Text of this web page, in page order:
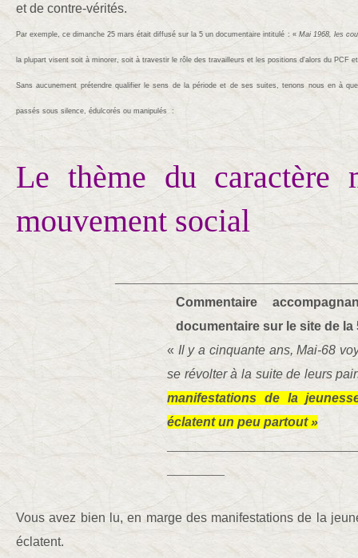
et de contre-vérités.
Par exemple, ce dimanche 25 mars était diffusé sur la 5 un documentaire intitulé : « Mai 1968, les
la plupart visent soit à minorer, soit à travestir le rôle des travailleurs et les positions d'alors du PCF
Sans aucunement prétendre qualifier le sens de la période et de ses suites, tenons nous en à
passés sous silence, édulcorés ou manipulés :
Le thème du caractère
mouvement social
Commentaire
documentaire sur le site de la
« Il y a cinquante ans, Mai-68
se révolter à la suite de leurs
manifestations de la
éclatent un peu partout »
Vous avez bien lu, en marge des manifestations de la
éclatent.